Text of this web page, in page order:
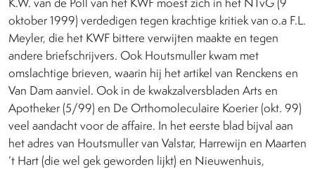
oktober 1999) verdedigen tegen krachtige kritiek van o.a F.L.
Meyler, die het KWF bittere verwijten maakte en tegen
andere briefschrijvers. Ook Houtsmuller kwam met
omslachtige brieven, waarin hij het artikel van Renckens en
Van Dam aanviel. Ook in de kwakzalversbladen Arts en
Apotheker (5/99) en De Orthomoleculaire Koerier (okt. 99)
veel aandacht voor de affaire. In het eerste blad bijval aan
het adres van Houtsmuller van Valstar, Harrewijn en Maarten
’t Hart (die wel gek geworden lijkt) en Nieuwenhuis,